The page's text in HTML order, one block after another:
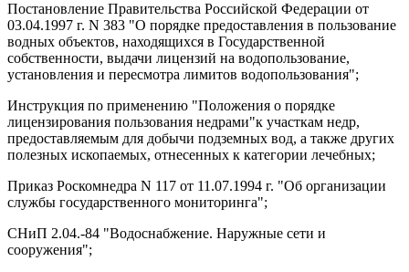
Постановление Правительства Российской Федерации от
03.04.1997 г. N 383 "О порядке предоставления в пользование
водных объектов, находящихся в Государственной
собственности, выдачи лицензий на водопользование,
установления и пересмотра лимитов водопользования";
Инструкция по применению "Положения о порядке
лицензирования пользования недрами"к участкам недр,
предоставляемым для добычи подземных вод, а также других
полезных ископаемых, отнесенных к категории лечебных;
Приказ Роскомнедра N 117 от 11.07.1994 г. "Об организации
службы государственного мониторинга";
СНиП 2.04.-84 "Водоснабжение. Наружные сети и
сооружения";